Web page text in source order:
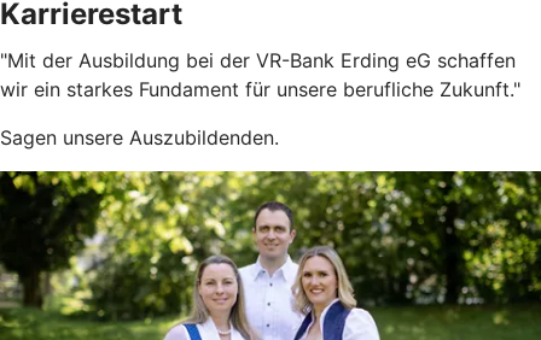
Karrierestart
"Mit der Ausbildung bei der VR-Bank Erding eG schaffen
wir ein starkes Fundament für unsere berufliche Zukunft."
Sagen unsere Auszubildenden.